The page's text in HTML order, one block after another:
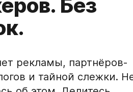
Без
рекламы, партнёров-
и тайной слежки.